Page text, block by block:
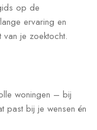
op de
ervaring en
je zoektocht.
woningen – bij
past bij je wensen én